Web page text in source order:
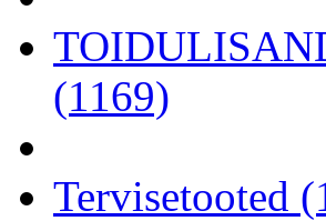
(1169)
Tervisetooted